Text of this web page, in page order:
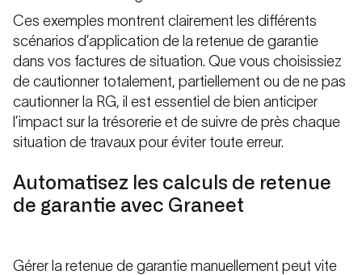
Ces exemples montrent clairement les différents
scénarios d’application de la retenue de garantie
dans vos factures de situation. Que vous choisissiez
de cautionner totalement, partiellement ou de ne pas
cautionner la RG, il est essentiel de bien anticiper
l’impact sur la trésorerie et de suivre de près chaque
situation de travaux pour éviter toute erreur.
Automatisez les calculs de retenue
de garantie avec Graneet
Gérer la retenue de garantie manuellement peut vite